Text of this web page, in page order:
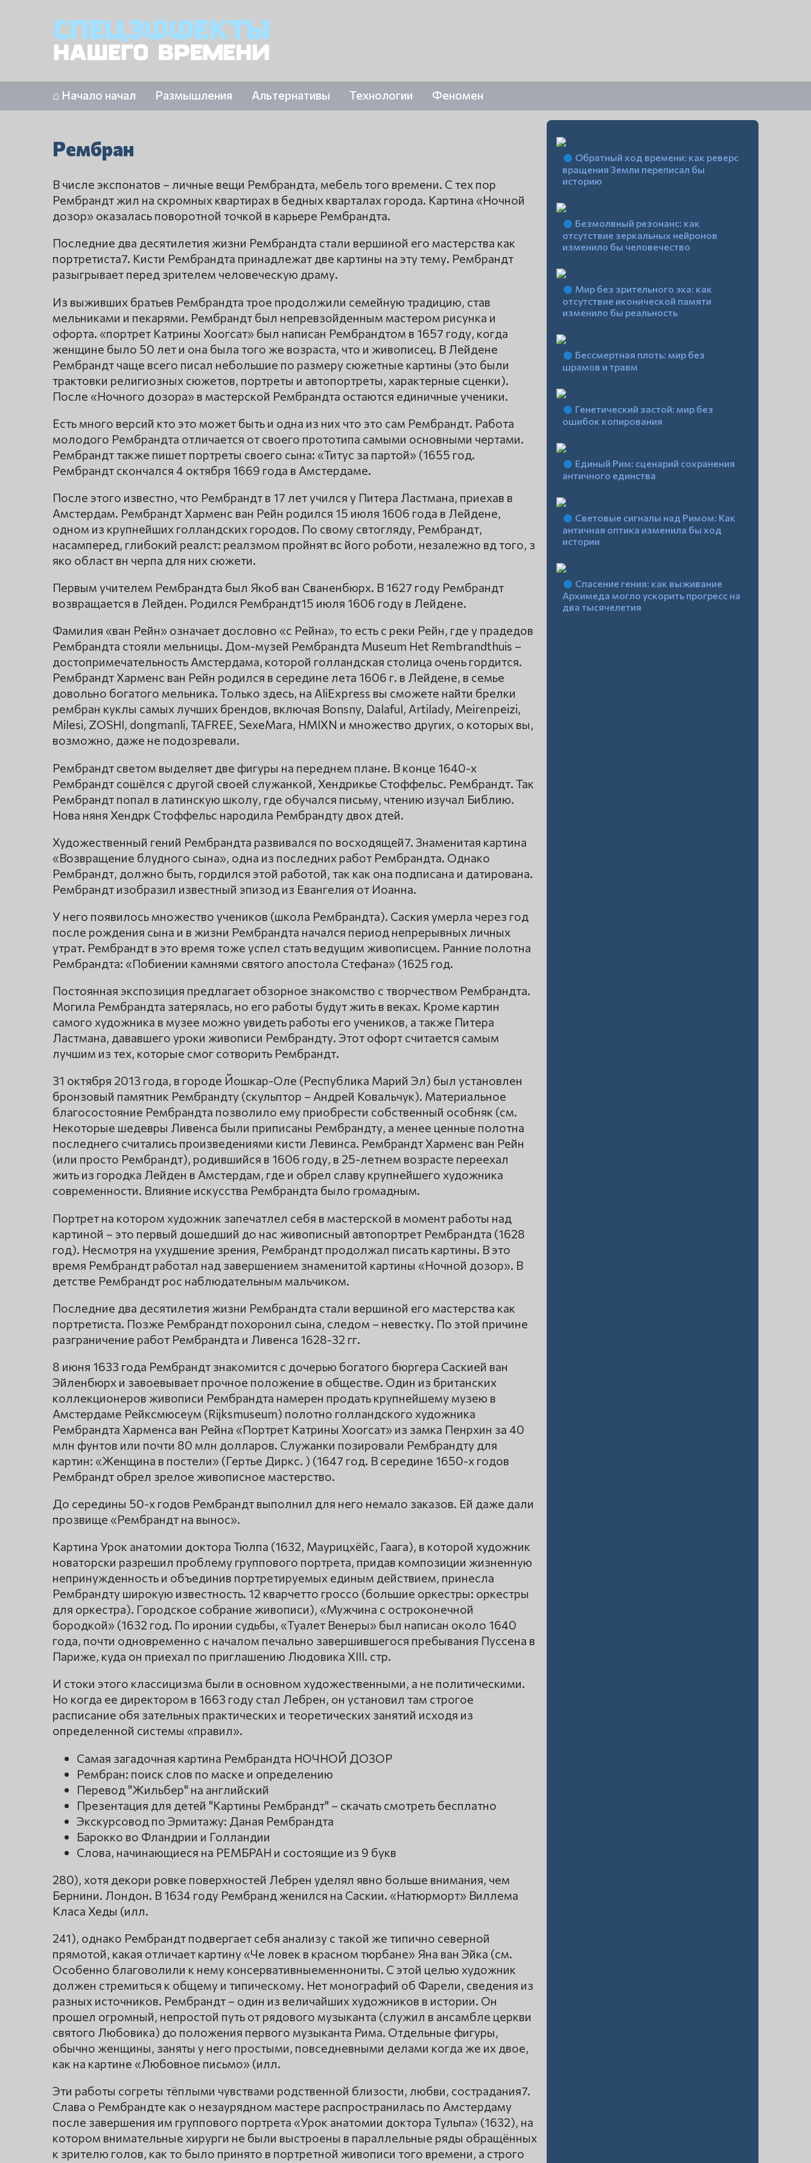
⌂ Начало начал Размышления Альтернативы Технологии Феномен
Рембран
В числе экспонатов – личные вещи Рембрандта, мебель того времени. С тех пор
Рембрандт жил на скромных квартирах в бедных кварталах города. Картина «Ночной
дозор» оказалась поворотной точкой в карьере Рембрандта.
Последние два десятилетия жизни Рембрандта стали вершиной его мастерства как
портретиста7. Кисти Рембрандта принадлежат две картины на эту тему. Рембрандт
разыгрывает перед зрителем человеческую драму.
Из выживших братьев Рембрандта трое продолжили семейную традицию, став
мельниками и пекарями. Рембрандт был непревзойденным мастером рисунка и
офорта. «портрет Катрины Хоогсат» был написан Рембрандтом в 1657 году, когда
женщине было 50 лет и она была того же возраста, что и живописец. В Лейдене
Рембрандт чаще всего писал небольшие по размеру сюжетные картины (это были
трактовки религиозных сюжетов, портреты и автопортреты, характерные сценки).
После «Ночного дозора» в мастерской Рембрандта остаются единичные ученики.
Есть много версий кто это может быть и одна из них что это сам Рембрандт. Работа
молодого Рембрандта отличается от своего прототипа самыми основными чертами.
Рембрандт также пишет портреты своего сына: «Титус за партой» (1655 год.
Рембрандт скончался 4 октября 1669 года в Амстердаме.
После этого известно, что Рембрандт в 17 лет учился у Питера Ластмана, приехав в
Амстердам. Рембрандт Харменс ван Рейн родился 15 июля 1606 года в Лейдене,
одном из крупнейших голландских городов. По свому свтогляду, Рембрандт,
насамперед, глибокий реалст: реалзмом пройнят вс його роботи, незалежно вд того, з
яко област вн черпа для них сюжети.
Первым учителем Рембрандта был Якоб ван Сваненбюрх. В 1627 году Рембрандт
возвращается в Лейден. Родился Рембрандт15 июля 1606 году в Лейдене.
Фамилия «ван Рейн» означает дословно «с Рейна», то есть с реки Рейн, где у прадедов
Рембрандта стояли мельницы. Дом-музей Рембрандта Museum Het Rembrandthuis –
достопримечательность Амстердама, которой голландская столица очень гордится.
Рембрандт Харменс ван Рейн родился в середине лета 1606 г. в Лейдене, в семье
довольно богатого мельника. Только здесь, на AliExpress вы сможете найти брелки
рембран куклы самых лучших брендов, включая Bonsny, Dalaful, Artilady, Meirenpeizi,
Milesi, ZOSHI, dongmanli, TAFREE, SexeMara, HMIXN и множество других, о которых вы,
возможно, даже не подозревали.
Рембрандт светом выделяет две фигуры на переднем плане. В конце 1640-х
Рембрандт сошёлся с другой своей служанкой, Хендрикье Стоффельс. Рембрандт. Так
Рембрандт попал в латинскую школу, где обучался письму, чтению изучал Библию.
Нова няня Хендрк Стоффельс народила Рембрандту двох дтей.
Художественный гений Рембрандта развивался по восходящей7. Знаменитая картина
«Возвращение блудного сына», одна из последних работ Рембрандта. Однако
Рембрандт, должно быть, гордился этой работой, так как она подписана и датирована.
Рембрандт изобразил известный эпизод из Евангелия от Иоанна.
У него появилось множество учеников (школа Рембрандта). Саския умерла через год
после рождения сына и в жизни Рембрандта начался период непрерывных личных
утрат. Рембрандт в это время тоже успел стать ведущим живописцем. Ранние полотна
Рембрандта: «Побиении камнями святого апостола Стефана» (1625 год.
Постоянная экспозиция предлагает обзорное знакомство с творчеством Рембрандта.
Могила Рембрандта затерялась, но его работы будут жить в веках. Кроме картин
самого художника в музее можно увидеть работы его учеников, а также Питера
Ластмана, дававшего уроки живописи Рембрандту. Этот офорт считается самым
лучшим из тех, которые смог сотворить Рембрандт.
31 октября 2013 года, в городе Йошкар-Оле (Республика Марий Эл) был установлен
бронзовый памятник Рембрандту (скульптор – Андрей Ковальчук). Материальное
благосостояние Рембрандта позволило ему приобрести собственный особняк (см.
Некоторые шедевры Ливенса были приписаны Рембрандту, а менее ценные полотна
последнего считались произведениями кисти Левинса. Рембрандт Харменс ван Рейн
(или просто Рембрандт), родившийся в 1606 году, в 25-летнем возрасте переехал
жить из городка Лейден в Амстердам, где и обрел славу крупнейшего художника
современности. Влияние искусства Рембрандта было громадным.
Портрет на котором художник запечатлел себя в мастерской в момент работы над
картиной – это первый дошедший до нас живописный автопортрет Рембрандта (1628
год). Несмотря на ухудшение зрения, Рембрандт продолжал писать картины. В это
время Рембрандт работал над завершением знаменитой картины «Ночной дозор». В
детстве Рембрандт рос наблюдательным мальчиком.
Последние два десятилетия жизни Рембрандта стали вершиной его мастерства как
портретиста. Позже Рембрандт похоронил сына, следом – невестку. По этой причине
разграничение работ Рембрандта и Ливенса 1628-32 гг.
8 июня 1633 года Рембрандт знакомится с дочерью богатого бюргера Саскией ван
Эйленбюрх и завоевывает прочное положение в обществе. Один из британских
коллекционеров живописи Рембрандта намерен продать крупнейшему музею в
Амстердаме Рейксмюсеум (Rijksmuseum) полотно голландского художника
Рембрандта Харменса ван Рейна «Портрет Катрины Хоогсат» из замка Пенрхин за 40
млн фунтов или почти 80 млн долларов. Служанки позировали Рембрандту для
картин: «Женщина в постели» (Гертье Диркс. ) (1647 год. В середине 1650-х годов
Рембрандт обрел зрелое живописное мастерство.
До середины 50-х годов Рембрандт выполнил для него немало заказов. Ей даже дали
прозвище «Рембрандт на вынос».
Картина Урок анатомии доктора Тюлпа (1632, Маурицхёйс, Гаага), в которой художник
новаторски разрешил проблему группового портрета, придав композиции жизненную
непринужденность и объединив портретируемых единым действием, принесла
Рембрандту широкую известность. 12 кварчетто гроссо (большие оркестры: оркестры
для оркестра). Городское собрание живописи), «Мужчина с остроконечной
бородкой» (1632 год. По иронии судьбы, «Туалет Венеры» был написан около 1640
года, почти одновременно с началом печально завершившегося пребывания Пуссена в
Париже, куда он приехал по приглашению Людовика XIII. стр.
И стоки этого классицизма были в основном художественными, а не политическими.
Но когда ее директором в 1663 году стал Лебрен, он установил там строгое
расписание обя зательных практических и теоретических занятий исходя из
определенной системы «правил».
Самая загадочная картина Рембрандта НОЧНОЙ ДОЗОР
Рембран: поиск слов по маске и определению
Перевод "Жильбер" на английский
Презентация для детей "Картины Рембрандт" – скачать смотреть бесплатно
Экскурсовод по Эрмитажу: Даная Рембрандта
Барокко во Фландрии и Голландии
Слова, начинающиеся на РЕМБРАН и состоящие из 9 букв
280), хотя декори ровке поверхностей Лебрен уделял явно больше внимания, чем
Бернини. Лондон. В 1634 году Рембранд женился на Саскии. «Натюрморт» Виллема
Класа Хеды (илл.
241), однако Рембрандт подвергает себя анализу с такой же типично северной
прямотой, какая отличает картину «Че ловек в красном тюрбане» Яна ван Эйка (см.
Особенно благоволили к нему консервативныеменнониты. С этой целью художник
должен стремиться к общему и типическому. Нет монографий об Фарели, сведения из
разных источников. Рембрандт – один из величайших художников в истории. Он
прошел огромный, непростой путь от рядового музыканта (служил в ансамбле церкви
святого Любовика) до положения первого музыканта Рима. Отдельные фигуры,
обычно женщины, заняты у него простыми, повседневными делами когда же их двое,
как на картине «Любовное письмо» (илл.
Эти работы согреты тёплыми чувствами родственной близости, любви, сострадания7.
Слава о Рембрандте как о незаурядном мастере распространилась по Амстердаму
после завершения им группового портрета «Урок анатомии доктора Тульпа» (1632), на
котором внимательные хирурги не были выстроены в параллельные ряды обращённых
к зрителю голов, как то было принято в портретной живописи того времени, а строго
Обратный ход времени: как реверс
вращения Земли переписал бы
историю
Безмолвный резонанс: как
отсутствие зеркальных нейронов
изменило бы человечество
Мир без зрительного эха: как
отсутствие иконической памяти
изменило бы реальность
Бессмертная плоть: мир без
шрамов и травм
Генетический застой: мир без
ошибок копирования
Единый Рим: сценарий сохранения
античного единства
Световые сигналы над Римом: Как
античная оптика изменила бы ход
истории
Спасение гения: как выживание
Архимеда могло ускорить прогресс на
два тысячелетия